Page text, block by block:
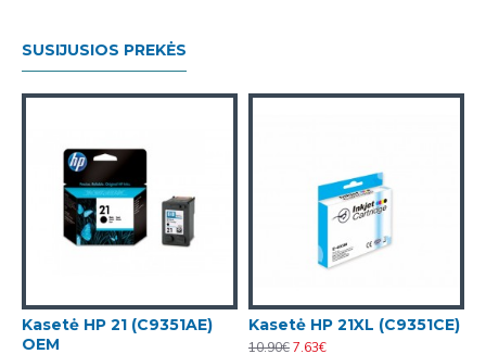
SUSIJUSIOS PREKĖS
Kasetė HP 21 (C9351AE)
OEM
Kasetė HP 21XL (C9351CE)
10.90€7.63€